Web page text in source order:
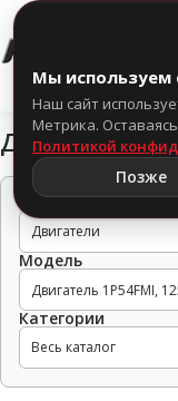
Двигатель
Тип техники
Двигатели
Модель
Категории
Весь каталог
Мы используем
Наш сайт
Метрика.
Политикой
Позже